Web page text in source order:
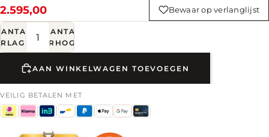
2.595,00 Bewaar op verlanglijst
AANTAL
VERHOGEN
AAN WINKELWAGEN TOEVOEGEN
VEILIG BETALEN MET